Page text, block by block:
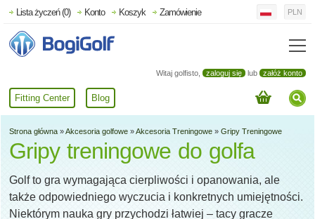
Witaj golfisto, zaloguj się lub załóż konto
Fitting Center Blog
Lista życzeń (0) Konto Koszyk Zamówienie PLN
Strona główna »Akcesoria golfowe »Akcesoria Treningowe » Gripy Treningowe
Gripy treningowe do golfa
Golf to gra wymagająca cierpliwości i opanowania, ale
także odpowiedniego wyczucia i konkretnych umiejętności.
Niektórym nauka gry przychodzi łatwiej – tacy gracze